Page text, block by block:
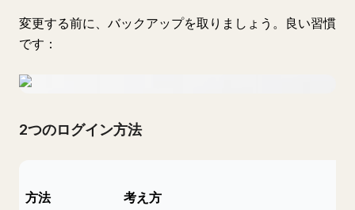
変更する前に、バックアップを取りましょう。良い習慣
です：
2つのログイン方法
方法 考え方